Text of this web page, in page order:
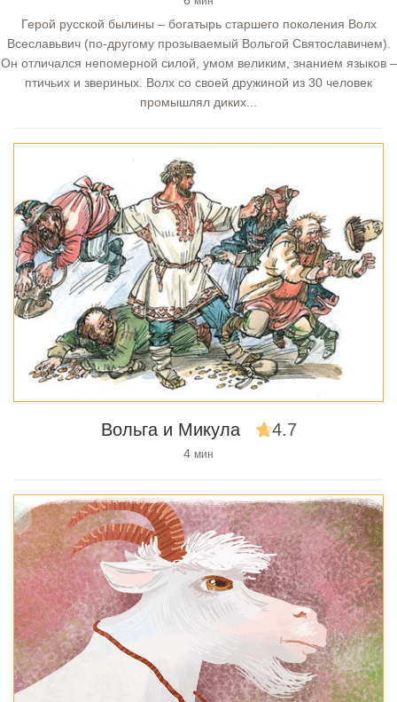
Герой русской былины – богатырь старшего поколения Волх
Всеславьвич (по-другому прозываемый Вольгой Святославичем).
Он отличался непомерной силой, умом великим, знанием языков –
птичьих и звериных. Волх со своей дружиной из 30 человек
промышлял диких...
Вольга и Микула 4.7
4 мин